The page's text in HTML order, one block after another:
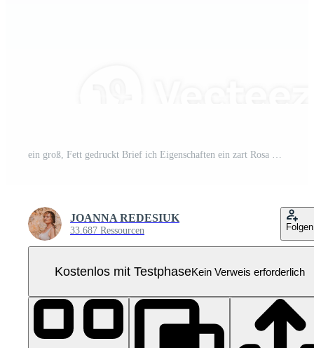
ein groß, Fett gedruckt Brief ich Eigenschaften ein zart Rosa Schmetterling thront auf einer Seite. Ausschnitte Pro PNG
JOANNA REDESIUK
33.687 Ressourcen Folgen
Kostenlos mit TestphaseKein Verweis erforderlich